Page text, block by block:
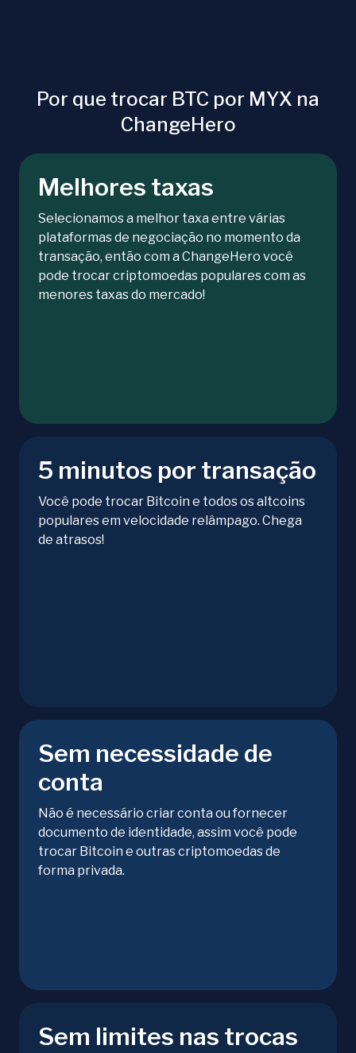
Por que trocar BTC por MYX na
ChangeHero
Melhores taxas
Selecionamos a melhor taxa entre várias
plataformas de negociação no momento da
transação, então com a ChangeHero você
pode trocar criptomoedas populares com as
menores taxas do mercado!
5 minutos por transação
Você pode trocar Bitcoin e todos os altcoins
populares em velocidade relâmpago. Chega
de atrasos!
Sem necessidade de
conta
Não é necessário criar conta ou fornecer
documento de identidade, assim você pode
trocar Bitcoin e outras criptomoedas de
forma privada.
Sem limites nas trocas